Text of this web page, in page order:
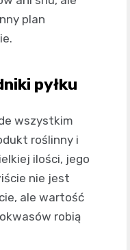
plan
pyłku
wszystkim
roślinny i
ilości, jego
nie jest
ale wartość
robią